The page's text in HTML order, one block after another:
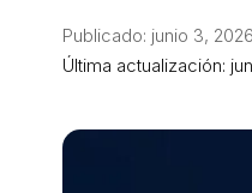
Última actualización:
Publicado: junio 3, 2026